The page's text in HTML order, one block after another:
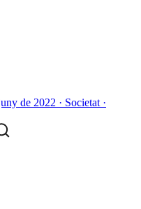
de 2022 · Societat ·